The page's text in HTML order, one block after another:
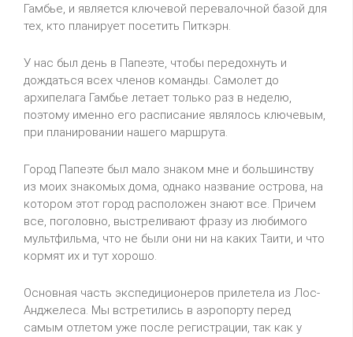
Гамбье, и является ключевой перевалочной базой для
тех, кто планирует посетить Питкэрн.
У нас был день в Папеэте, чтобы передохнуть и
дождаться всех членов команды. Самолет до
архипелага Гамбье летает только раз в неделю,
поэтому именно его расписание являлось ключевым,
при планировании нашего маршрута.
Город Папеэте был мало знаком мне и большинству
из моих знакомых дома, однако название острова, на
котором этот город расположен знают все. Причем
все, поголовно, выстреливают фразу из любимого
мультфильма, что не были они ни на каких Таити, и что
кормят их и тут хорошо.
Основная часть экспедиционеров прилетела из Лос-
Анджелеса. Мы встретились в аэропорту перед
самым отлетом уже после регистрации, так как у